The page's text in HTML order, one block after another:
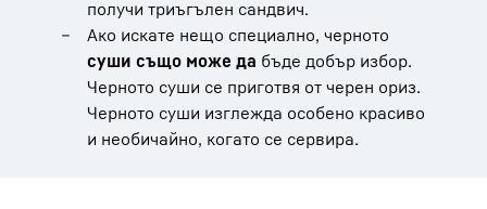
получи триъгълен сандвич.
Ако искате нещо специално, черното
суши също може да бъде добър избор.
Черното суши се приготвя от черен ориз.
Черното суши изглежда особено красиво
и необичайно, когато се сервира.